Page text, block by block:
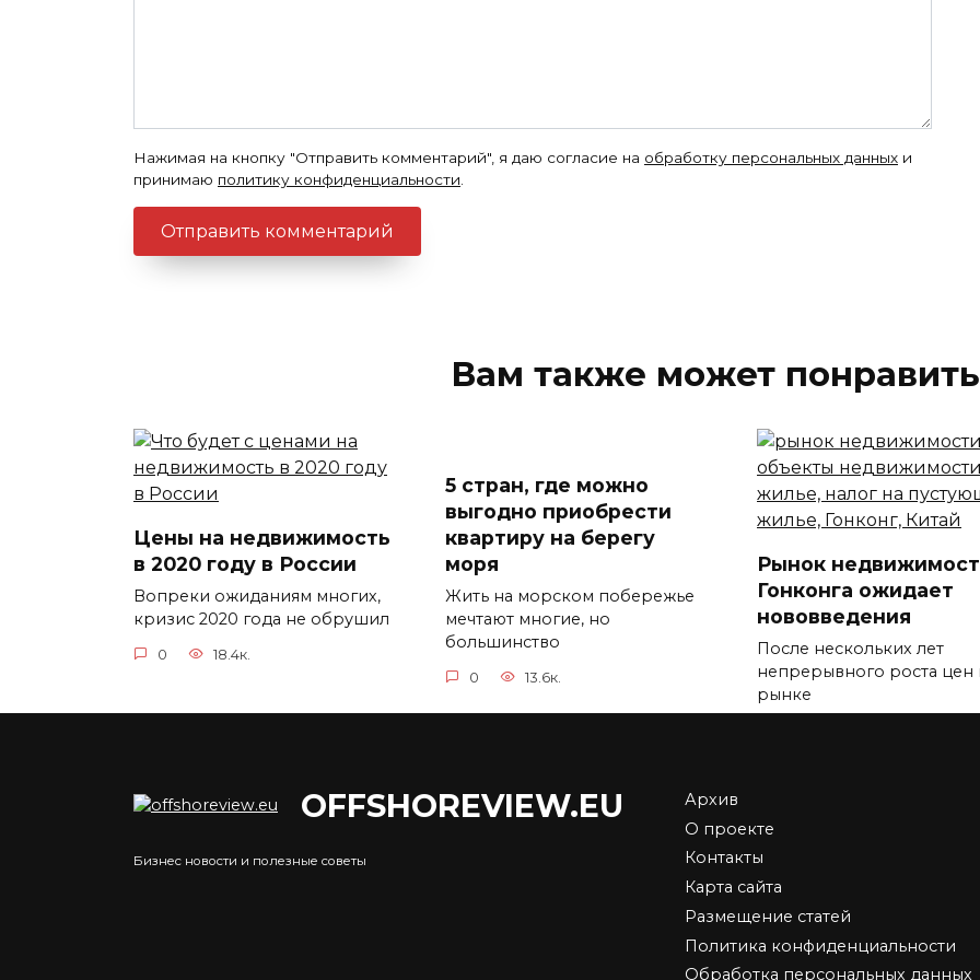
Нажимая на кнопку "Отправить комментарий", я даю согласие на обработку персональных данных и
принимаю политику конфиденциальности
Вам также может
Цены на недвижимость
в 2020 году в России
Вопреки ожиданиям многих,
кризис 2020 года не обрушил
0 18.4к.
5 стран, где можно
выгодно приобрести
квартиру на берегу
моря
Жить на морском побережье
мечтают многие, но
большинство
0 13.6к.
Рынок
Гонконга ожидает
нововведения
После нескольких лет
непрерывного роста цен
рынке
Саудовской Аравии
премиум-услуги к
поиску жилья
новых дополнений к
OFFSHOREVIEW.EU
Бизнес новости и полезные советы
Архив
О проекте
Контакты
Карта сайта
Размещение статей
Политика конфиденциальности
Обработка персональных данных